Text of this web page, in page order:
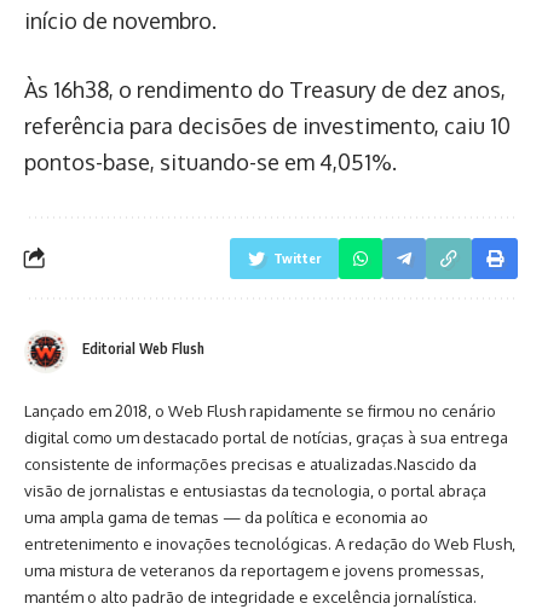
início de novembro.
Às 16h38, o rendimento do Treasury de dez anos,
referência para decisões de investimento, caiu 10
pontos-base, situando-se em 4,051%.
Twitter
Editorial Web Flush
Lançado em 2018, o Web Flush rapidamente se firmou no cenário
digital como um destacado portal de notícias, graças à sua entrega
consistente de informações precisas e atualizadas.Nascido da
visão de jornalistas e entusiastas da tecnologia, o portal abraça
uma ampla gama de temas — da política e economia ao
entretenimento e inovações tecnológicas. A redação do Web Flush,
uma mistura de veteranos da reportagem e jovens promessas,
mantém o alto padrão de integridade e excelência jornalística.